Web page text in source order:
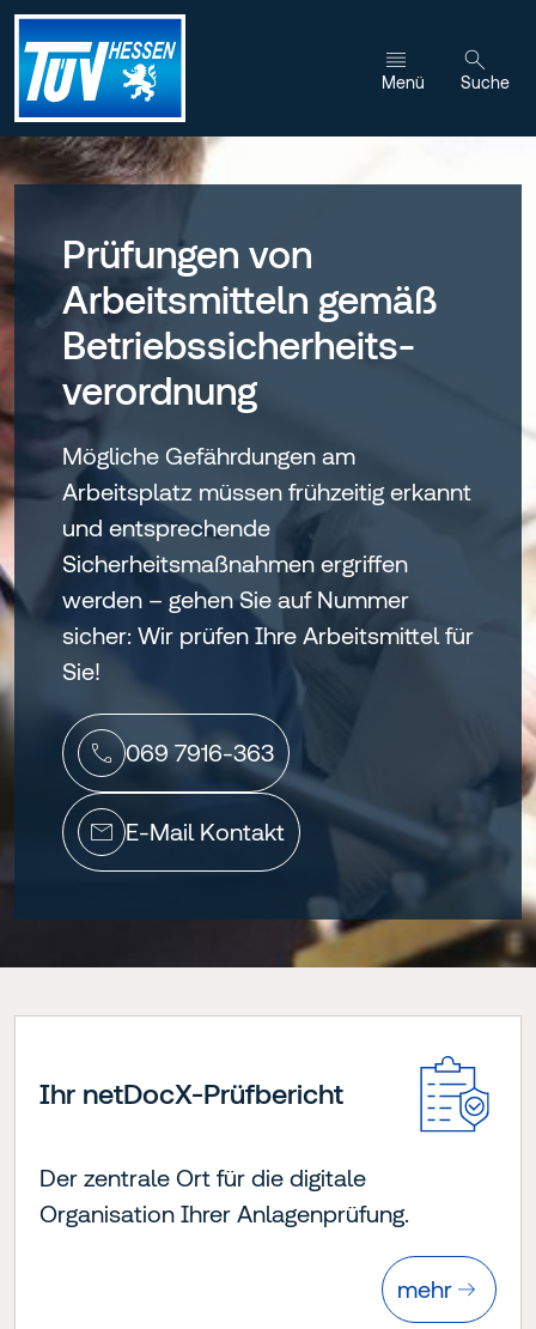
Zum Inhalt wechseln
Menü Suche
Prüfungen von
Arbeitsmitteln gemäß
Betriebssicherheits­
verordnung
Mögliche Gefährdungen am
Arbeitsplatz müssen frühzeitig erkannt
und entsprechende
Sicherheitsmaßnahmen ergriffen
werden – gehen Sie auf Nummer
sicher: Wir prüfen Ihre Arbeitsmittel für
Sie!
069 7916-363
E-Mail Kontakt
Ihr netDocX-Prüfbericht
Der zentrale Ort für die digitale
Organisation Ihrer Anlagenprüfung.
mehr